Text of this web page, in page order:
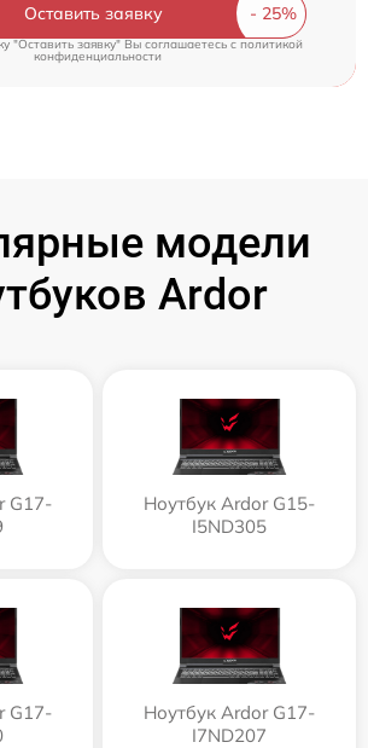
Оставить заявку
"Оставить заявку" Вы соглашаетесь cполитикой
конфиденциальности
модели
Ardor
G17-
Ноутбук Ardor G15-
I5ND305
G17-
Ноутбук Ardor G17-
I7ND207